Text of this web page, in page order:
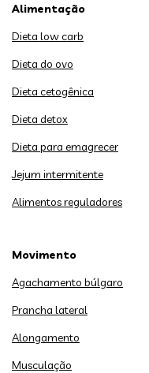
Alimentação
Dieta low carb
Dieta do ovo
Dieta cetogênica
Dieta detox
Dieta para emagrecer
Jejum intermitente
Alimentos reguladores
Movimento
Agachamento búlgaro
Prancha lateral
Alongamento
Musculação